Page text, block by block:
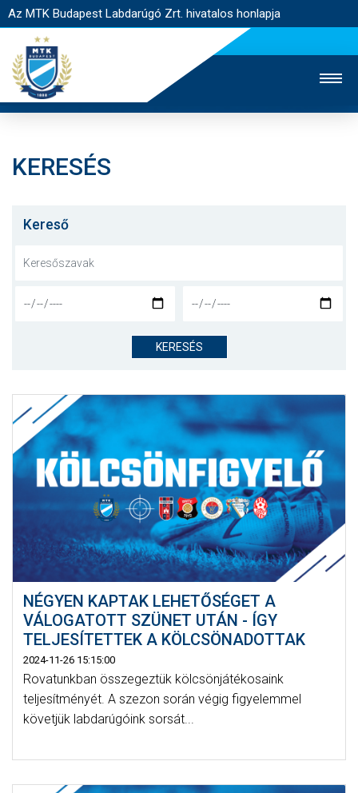
Az MTK Budapest Labdarúgó Zrt. hivatalos honlapja
JEGYÉRTÉKESÍTÉS
NYITÓLAP
CSAPATOK
KLUB
GALÉRIA
SZURKOLÓI ÉLMÉNYEK
AKKREDITÁCIÓ
KERESÉS
Kereső
KERESÉS
NÉGYEN KAPTAK LEHETŐSÉGET A
VÁLOGATOTT SZÜNET UTÁN - ÍGY
TELJESÍTETTEK A KÖLCSÖNADOTTAK
2024-11-26 15:15:00
Rovatunkban összegeztük kölcsönjátékosaink
teljesítményét. A szezon során végig figyelemmel
követjük labdarúgóink sorsát...